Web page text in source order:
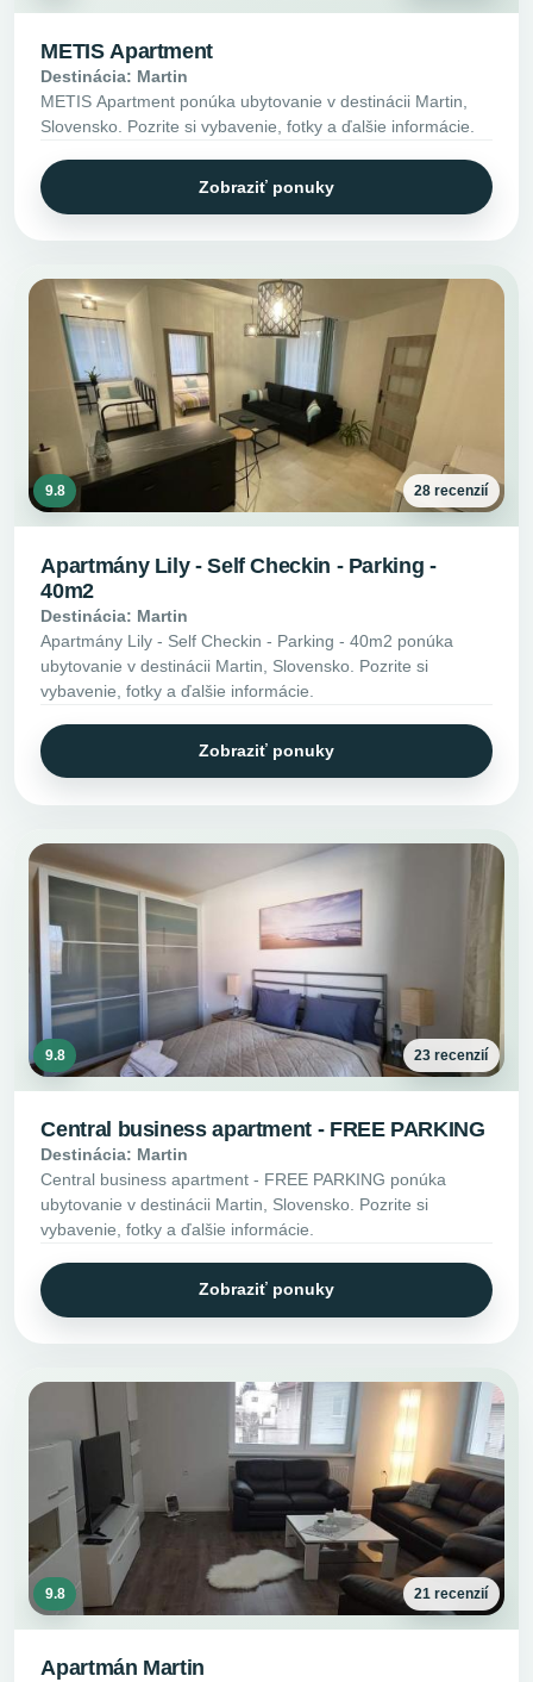
METIS Apartment
Destinácia: Martin
METIS Apartment ponúka ubytovanie v destinácii Martin,
Slovensko. Pozrite si vybavenie, fotky a ďalšie informácie.
Zobraziť ponuky
9.8 28 recenzií
Apartmány Lily - Self Checkin - Parking -
40m2
Destinácia: Martin
Apartmány Lily - Self Checkin - Parking - 40m2 ponúka
ubytovanie v destinácii Martin, Slovensko. Pozrite si
vybavenie, fotky a ďalšie informácie.
Zobraziť ponuky
9.8 23 recenzií
Central business apartment - FREE PARKING
Destinácia: Martin
Central business apartment - FREE PARKING ponúka
ubytovanie v destinácii Martin, Slovensko. Pozrite si
vybavenie, fotky a ďalšie informácie.
Zobraziť ponuky
9.8 21 recenzií
Apartmán Martin